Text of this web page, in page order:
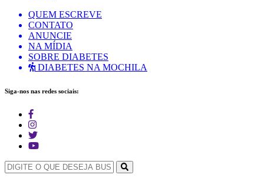
QUEM ESCREVE
CONTATO
ANUNCIE
NA MÍDIA
SOBRE DIABETES
DIABETES NA MOCHILA
Siga-nos nas redes sociais: